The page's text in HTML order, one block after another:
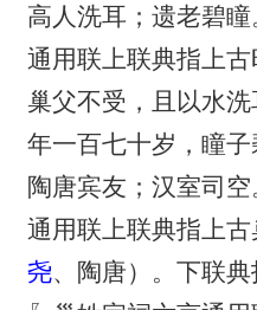
高人洗耳；遗老碧
通用联上联典指上古
巢父不受，且以水
年一百七十岁，瞳子
陶唐宾友；汉室司
通用联上联典指上
尧、陶唐）。下联典